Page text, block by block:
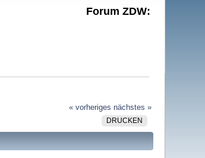
Forum ZDW:
« vorheriges nächstes »
DRUCKEN